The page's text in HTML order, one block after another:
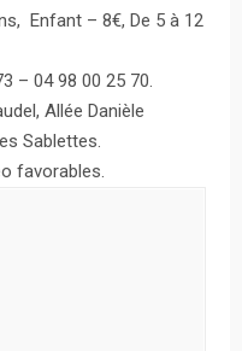
Enfant – 8€, De 5 à 12
– 04 98 00 25 70.
Allée Danièle
Sablettes.
favorables.